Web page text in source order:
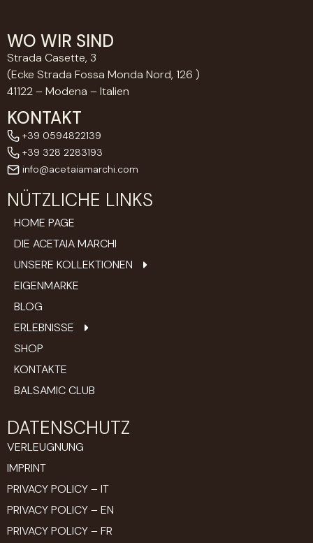
WO WIR SIND
Strada Casette, 3
(Ecke Strada Fossa Monda Nord, 126 )
41122 – Modena – Italien
KONTAKT
+39 0594822139
+39 328 2283193
info@acetaiamarchi.com
NÜTZLICHE LINKS
HOME PAGE
DIE ACETAIA MARCHI
UNSERE KOLLEKTIONEN
EIGENMARKE
BLOG
ERLEBNISSE
SHOP
KONTAKTE
BALSAMIC CLUB
DATENSCHUTZ
VERLEUGNUNG
IMPRINT
PRIVACY POLICY – IT
PRIVACY POLICY – EN
PRIVACY POLICY – FR